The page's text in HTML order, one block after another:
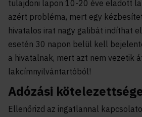
tulajdoni lapon 10-20 éve eladott
azért probléma, mert egy
hivatalos irat nagy galibát indíthat
esetén 30 napon belül kell
a hivatalnak, mert azt nem vezetik
lakcímnyilvántartóból!
Adózási
Ellenőrizd az ingatlannal